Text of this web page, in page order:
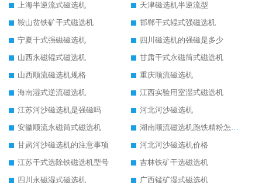
上海半逆流式磁选机
天津磁选机半逆流型
鞍山贫铁矿干式磁选机
邯郸干式辊式强磁选机
宁夏干式强磁磁选机
四川磁选机的强磁是多少
山西永磁辊式磁选机
甘肃干式永磁筒式磁选机
山西顺流磁选机规格
重庆顺流磁选机
海南湿式逆流磁选机
江西实验用室湿式磁选机
江苏河沙磁选机是强磁吗
河北河沙磁选机
安徽顺流永磁筒式磁选机
湖南顺流磁选机跑铁精粉怎么处理
甘肃河沙磁选机的注意事项
河北河沙磁选机价格
江苏干式选除铁磁选机型号
吉林铁矿干选磁选机
四川永磁湿式磁选机
广西锰矿湿式磁选机